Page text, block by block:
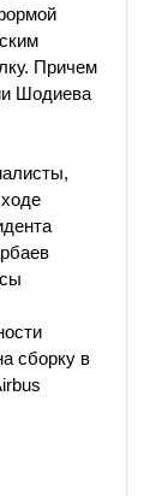
Причем
Шодиева
сборку в